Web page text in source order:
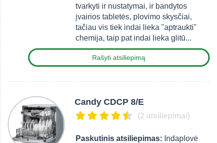
tvarkyti ir nustatymai, ir bandytos
įvairios tabletės, plovimo skysčiai,
tačiau vis tiek indai lieka "aptraukti"
chemija, taip pat indai lieka glitū...
Rašyti atsiliepimą
Candy CDCP 8/E
(2 atsiliepimai)
Paskutinis atsiliepimas: Indaplovė